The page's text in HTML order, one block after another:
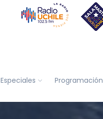
Especiales Programación